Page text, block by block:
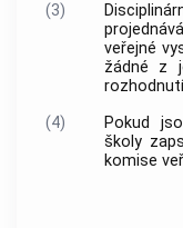
(3)
veřejné
žádné z
(4)
Pokud
školy
komise